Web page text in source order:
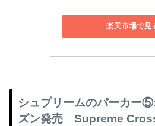
楽天市場で見
シュプリームのパーカー
ズン発売 Supreme